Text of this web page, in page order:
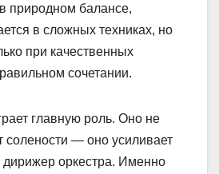
природном балансе,
в сложных техниках, но
при качественных
сочетании.
главную роль. Оно не
солености — оно усиливает
дирижер оркестра. Именно